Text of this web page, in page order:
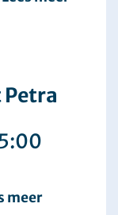
Petra
meer